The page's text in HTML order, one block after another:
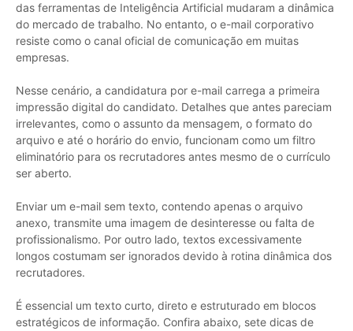
das ferramentas de Inteligência Artificial mudaram a dinâmica
do mercado de trabalho. No entanto, o e-mail corporativo
resiste como o canal oficial de comunicação em muitas
empresas.
Nesse cenário, a candidatura por e-mail carrega a primeira
impressão digital do candidato. Detalhes que antes pareciam
irrelevantes, como o assunto da mensagem, o formato do
arquivo e até o horário do envio, funcionam como um filtro
eliminatório para os recrutadores antes mesmo de o currículo
ser aberto.
Enviar um e-mail sem texto, contendo apenas o arquivo
anexo, transmite uma imagem de desinteresse ou falta de
profissionalismo. Por outro lado, textos excessivamente
longos costumam ser ignorados devido à rotina dinâmica dos
recrutadores.
É essencial um texto curto, direto e estruturado em blocos
estratégicos de informação. Confira abaixo, sete dicas de